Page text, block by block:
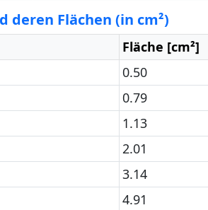
deren Flächen (in cm²)
Fläche [cm²]
0.50
0.79
1.13
2.01
3.14
4.91